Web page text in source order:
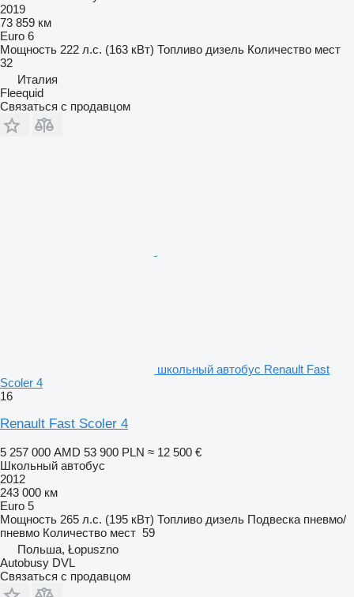
2019
73 859 км
Euro 6
Мощность 222 л.с. (163 кВт) Топливо дизель Количество мест
32
Италия
Fleequid
Связаться с продавцом
школьный автобус Renault Fast
Scoler 4
16
Renault Fast Scoler 4
5 257 000 AMD 53 900 PLN ≈ 12 500 €
Школьный автобус
2012
243 000 км
Euro 5
Мощность 265 л.с. (195 кВт) Топливо дизель Подвеска пневмо/
пневмо Количество мест 59
Польша, Łopuszno
Autobusy DVL
Связаться с продавцом